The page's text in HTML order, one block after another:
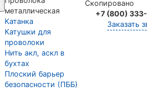
металлическая
Катанка
Катушки для
проволоки
Нить акл, аскл в
бухтах
Плоский барьер
безопасности (ПББ)
Скопировано
+7 (800)
Заказать